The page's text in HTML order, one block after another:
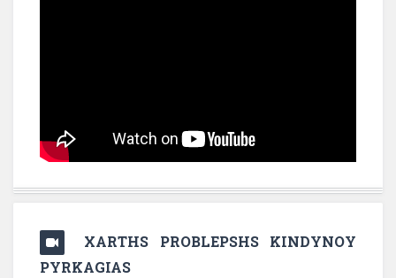
XARTHS PROBLEPSHS KINDYNOY
PYRKAGIAS